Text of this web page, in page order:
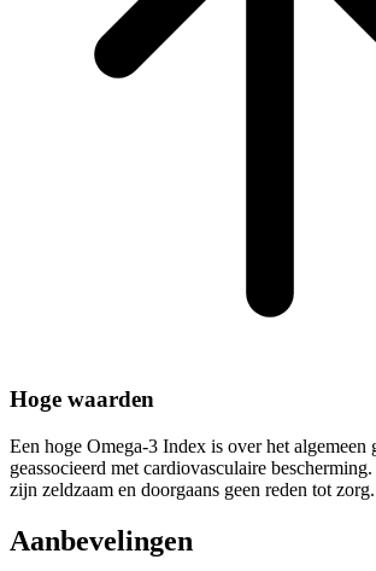
Hoge waarden
Een hoge Omega-3 Index is over het algemeen
geassocieerd met cardiovasculaire
zijn zeldzaam en doorgaans geen reden tot zorg.
Aanbevelingen